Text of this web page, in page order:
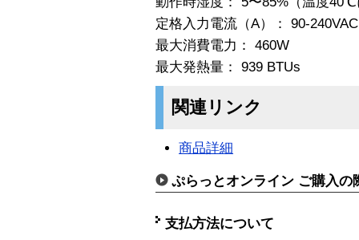
定格入力電流（A）： 90-
最大消費電力： 460W
最大発熱量： 939 BTUs
関連リンク
商品詳細
ぷらっとオンライン ご購入の
支払方法について